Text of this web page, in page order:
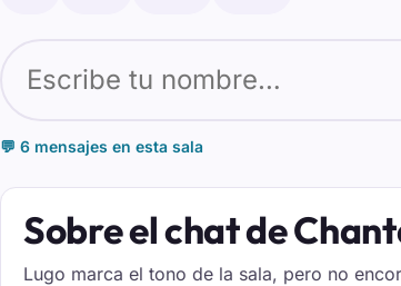
💬 6 mensajes en esta sala
Sobre el chat de
Lugo marca el tono de la sala, pero no